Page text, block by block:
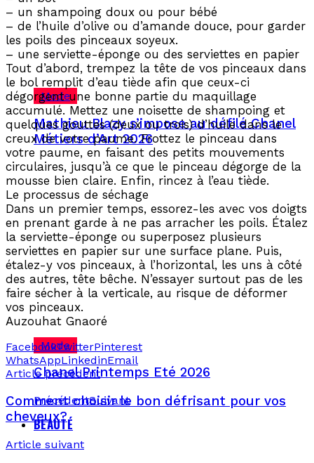
Mode
Mathieu Blazy s’impose au défilé Chanel
Métiers d’Art 2026
Mode
Chanel Printemps Eté 2026
PrécédentSuivant
BEAUTÉ
– un shampoing doux ou pour bébé
– de l’huile d’olive ou d’amande douce, pour garder
les poils des pinceaux soyeux.
– une serviette-éponge ou des serviettes en papier
Tout d’abord, trempez la tête de vos pinceaux dans
le bol remplit d’eau tiède afin que ceux-ci
dégorgent une bonne partie du maquillage
accumulé. Mettez une noisette de shampoing et
quelques gouttes (deux ou trois) d’huile dans le
creux de votre paume. Frottez le pinceau dans
votre paume, en faisant des petits mouvements
circulaires, jusqu’à ce que le pinceau dégorge de la
mousse bien claire. Enfin, rincez à l’eau tiède.
Le processus de séchage
Dans un premier temps, essorez-les avec vos doigts
en prenant garde à ne pas arracher les poils. Étalez
la serviette-éponge ou superposez plusieurs
serviettes en papier sur une surface plane. Puis,
étalez-y vos pinceaux, à l’horizontal, les uns à côté
des autres, tête bêche. N’essayer surtout pas de les
faire sécher à la verticale, au risque de déformer
vos pinceaux.
Auzouhat Gnaoré
FacebookTwitterPinterest
WhatsAppLinkedinEmail
Article précédent
Comment choisir le bon défrisant pour vos
cheveux?
Article suivant